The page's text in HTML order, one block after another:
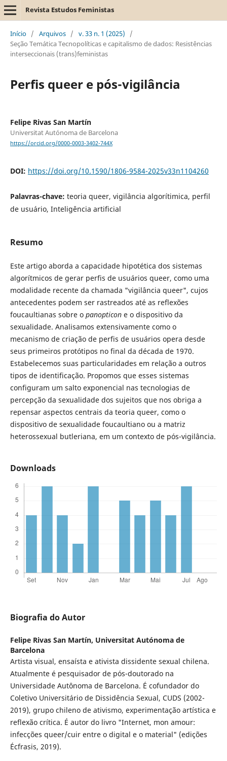
Revista Estudos Feministas
Início / Arquivos / v. 33 n. 1 (2025)
/
Seção Temática Tecnopolíticas e capitalismo de dados: Resistências
interseccionais (trans)feministas
Perfis queer e pós-vigilância
Felipe Rivas San Martín
Universitat Autónoma de Barcelona
https://orcid.org/0000-0003-3402-744X
DOI: https://doi.org/10.1590/1806-9584-2025v33n1104260
Palavras-chave: teoria queer, vigilância algorítimica, perfil
de usuário, Inteligência artificial
Resumo
Este artigo aborda a capacidade hipotética dos sistemas
algorítmicos de gerar perfis de usuários queer, como uma
modalidade recente da chamada "vigilância queer", cujos
antecedentes podem ser rastreados até as reflexões
foucaultianas sobre o panopticone o dispositivo da
sexualidade. Analisamos extensivamente como o
mecanismo de criação de perfis de usuários opera desde
seus primeiros protótipos no final da década de 1970.
Estabelecemos suas particularidades em relação a outros
tipos de identificação. Propomos que esses sistemas
configuram um salto exponencial nas tecnologias de
percepção da sexualidade dos sujeitos que nos obriga a
repensar aspectos centrais da teoria queer, como o
dispositivo de sexualidade foucaultiano ou a matriz
heterossexual butleriana, em um contexto de pós-vigilância.
Downloads
Biografia do Autor
Felipe Rivas San Martín, Universitat Autónoma de
Barcelona
Artista visual, ensaísta e ativista dissidente sexual chilena.
Atualmente é pesquisador de pós-doutorado na
Universidade Autônoma de Barcelona. É cofundador do
Coletivo Universitário de Dissidência Sexual, CUDS (2002-
2019), grupo chileno de ativismo, experimentação artística e
reflexão crítica. É autor do livro "Internet, mon amour:
infecções queer/cuir entre o digital e o material" (edições
Écfrasis, 2019).